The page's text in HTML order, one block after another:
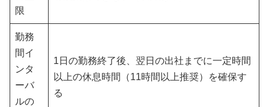
限
勤務
間イ
ンタ
ーバ
ルの
1日の勤務終了後、翌日の出社までに一定時間
以上の休息時間（11時間以上推奨）を確保す
る